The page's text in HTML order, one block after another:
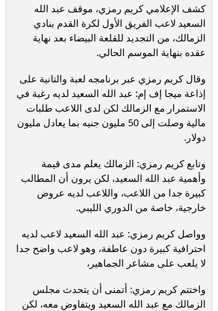
كشف الإعلامي كريم رمزي، موقف عبد الله
السعيد لاعب الفريق الأول لكرة القدم بنادي
الزمالك، من التجديد للقلعة البيضاء بعد نهاية
عقده بنهاية الموسم الحالي.
وقال كريم رمزي عبر برنامجه لعبة والتانية على
إذاعة ميجا إف إم: عبد الله السعيد لديه رغبة في
الاستمرار مع الزمالك لكن لدى اللاعب طلبات
مالية وصلت إلى 50 مليون جنيه بما يعادل مليون
دولار.
وتابع كريم رمزي: الزمالك يعلم مدى قيمة
وأهمية عبد الله السعيد، لكن يرون أن المطالب
كبيرة جدا من اللاعب، واللاعب لديه عروض
خارجية، خاصة من الدوري الليبي.
وواصل كريم رمزي: عبد الله السعيد لاعب لديه
احترافية كبيرة دون عاطفة، وهو لاعب واضح جدا
لا يلعب على مشاعر الجماهير،
واختتم كريم رمزي: أتمنى أن يتحدث مجلس
الزمالك مع عبد الله السعيد ويتفاوض معه، لكن